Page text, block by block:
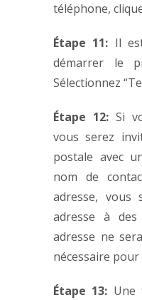
téléphone,
Étape 11: Il
démarrer le
Sélectionnez
Étape 12: Si
vous serez
postale avec
nom de
adresse,
adresse à
adresse ne
nécessaire
Étape 13: Une